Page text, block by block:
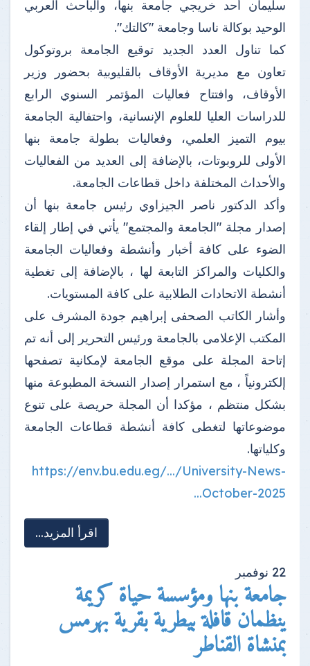
سليمان أحد خريجي جامعة بنها، والباحث العربي
الوحيد بوكالة ناسا وجامعة "كالتك".
كما تناول العدد الجديد توقيع الجامعة بروتوكول
تعاون مع مديرية الأوقاف بالقليوبية بحضور وزير
الأوقاف، وافتتاح فعاليات المؤتمر السنوي الرابع
للدراسات العليا للعلوم الإنسانية، واحتفالية الجامعة
بيوم التميز العلمي، وفعاليات بطولة جامعة بنها
الأولى للروبوتات، بالإضافة إلى العديد من الفعاليات
والأحداث المختلفة داخل قطاعات الجامعة.
وأكد الدكتور ناصر الجيزاوي رئيس جامعة بنها أن
إصدار مجلة "الجامعة والمجتمع" يأتي في إطار إلقاء
الضوء على كافة أخبار وأنشطة وفعاليات الجامعة
والكليات والمراكز التابعة لها ، بالإضافة إلى تغطية
أنشطة الاتحادات الطلابية على كافة المستويات.
وأشار الكاتب الصحفى إبراهيم جودة المشرف على
المكتب الإعلامى بالجامعة ورئيس التحرير إلى أنه تم
إتاحة المجلة على موقع الجامعة لإمكانية تصفحها
إلكترونياً ، مع استمرار إصدار النسخة المطبوعة منها
بشكل منتظم ، مؤكدا أن المجلة حريصة على تنوع
موضوعاتها لتغطى كافة أنشطة قطاعات الجامعة
وكلياتها.
https://env.bu.edu.eg/.../University-News-
October-2025...
اقرأ المزيد...
22 نوفمبر
جامعة بنها ومؤسسة حياة كريمة
ينظمان قافلة بيطرية بقرية بهرمس
بمنشاة القناطر